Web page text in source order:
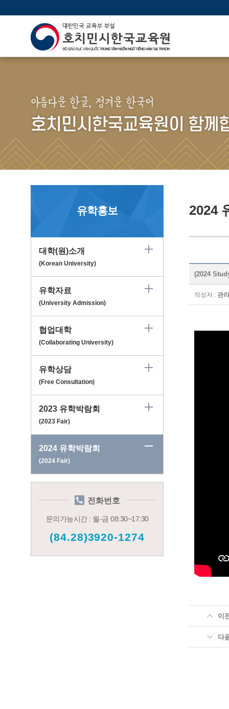
아름다운 한글, 정겨운 한국어
호치민시한국교육원이 함께
유학홍보
대학(원)소개
(Korean University)
유학자료
(University Admission)
협업대학
(Collaborating University)
유학상담
(Free Consultation)
2023 유학박람회
(2023 Fair)
2024 유학박람회
(2024 Fair)
전화번호
문의가능시간 : 월-금 08:30~17:30
(84.28)3920-1274
2024
(2024
작성자 : 관
이
다